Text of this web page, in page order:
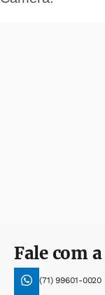
Fale com
(71) 99601-0020